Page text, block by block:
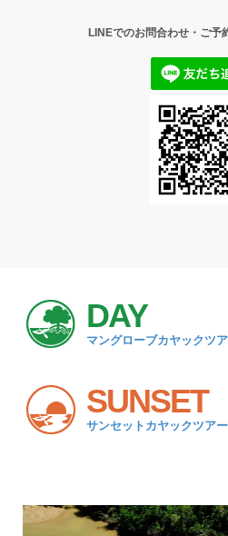
LINEでのお問合わせ・ご予
DAY
マングローブカヤックツ
SUNSET
サンセットカヤックツアー